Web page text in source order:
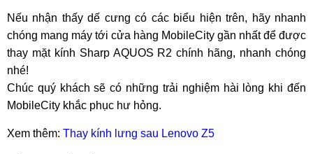
Nếu nhận thấy dế cưng có các biểu hiện trên, hãy nhanh
chóng mang máy tới cửa hàng MobileCity gần nhất để được
thay mặt kính Sharp AQUOS R2 chính hãng, nhanh chóng
nhé!
Chúc quý khách sẽ có những trải nghiệm hài lòng khi đến
MobileCity khắc phục hư hỏng.
Xem thêm: Thay kính lưng sau Lenovo Z5